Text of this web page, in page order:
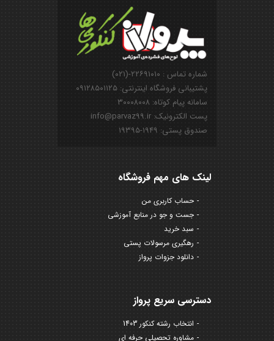
شماره تماس : ۲۲۶۹۱۰۱۰-(۰۲۱)
پشتیبانی فروشگاه اینترنتی: ۰۹۱۲۸۵۰۱۱۲۵
سامانه پیام کوتاه: ۳۰۰۰۸۰۰۸
پست الکترونیک: info@parvaz99.ir
صندوق پستی: ۱۹۴۹-۱۹۳۹۵
لینک های مهم فروشگاه
حساب کاربری من
جست و جو در منابع آموزشی
سبد خرید
رهگیری مرسولات پستی
دانلود جزوات پرواز
دسترسی سریع پرواز
انتخاب رشته کنکور 1403
مشاوره تحصیلی حرفه ای